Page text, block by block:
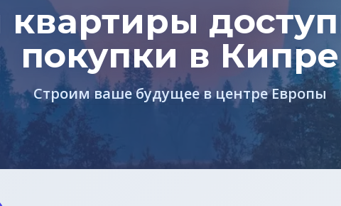
покупки в Кипре
Строим ваше будущее в центре Европы